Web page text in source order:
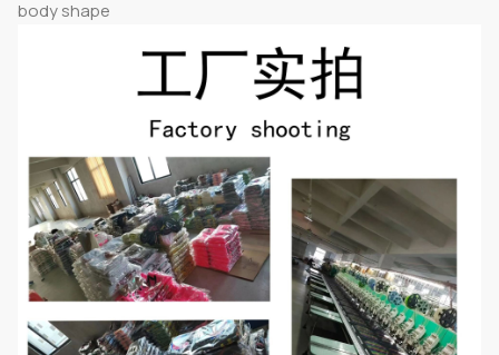
body shape